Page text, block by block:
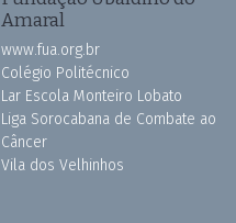
Amaral
www.fua.org.br
Colégio Politécnico
Lar Escola Monteiro Lobato
Liga Sorocabana de Combate ao
Câncer
Vila dos Velhinhos